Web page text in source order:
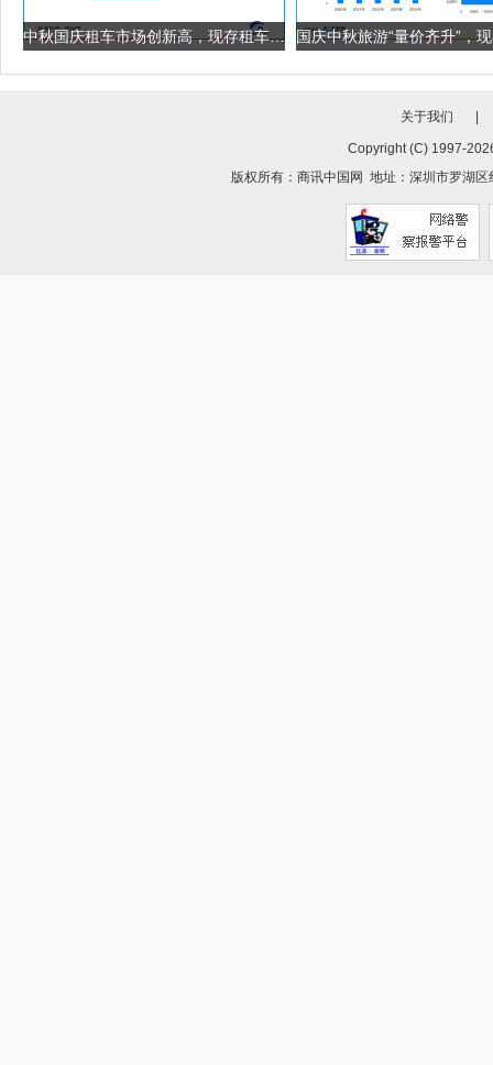
中秋国庆租车市场创新高，现存租车相关企业超86.5万家
关于我们
Copyright (C) 1997-
版权所有： 商讯中国网 地址：深圳市罗湖